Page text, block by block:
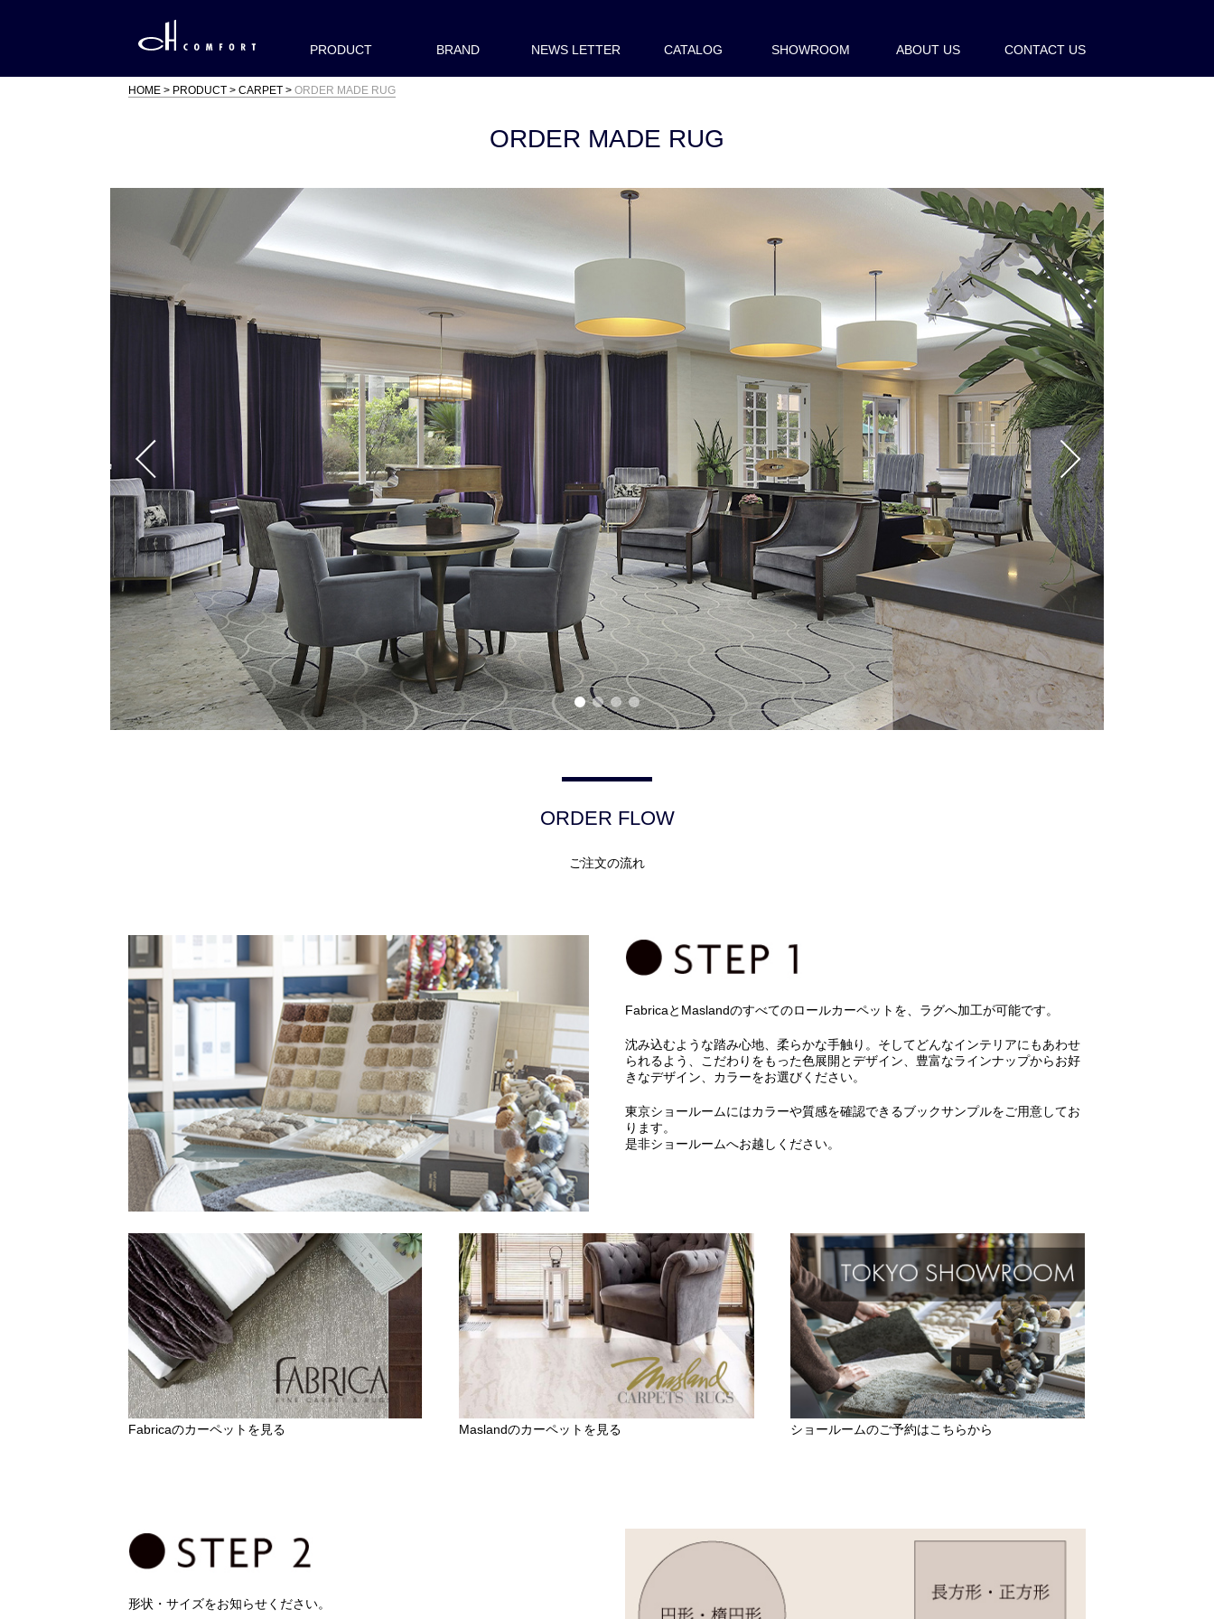
PRODUCT BRAND NEWS LETTER CATALOG SHOWROOM ABOUT US CONTACT US
HOME PRODUCT CARPET ORDER MADE RUG
ORDER MADE RUG
ORDER FLOW
ご注文の流れ
FabricaとMaslandのすべてのロールカーペットを、ラグへ加工が可能です。
沈み込むような踏み心地、柔らかな手触り。そしてどんなインテリアにもあわせ
られるよう、こだわりをもった色展開とデザイン、豊富なラインナップからお好
きなデザイン、カラーをお選びください。
東京ショールームにはカラーや質感を確認できるブックサンプルをご用意してお
ります。
是非ショールームへお越しください。
Fabricaのカーペットを見る Maslandのカーペットを見る ショールームのご予約はこちらから
形状・サイズをお知らせください。